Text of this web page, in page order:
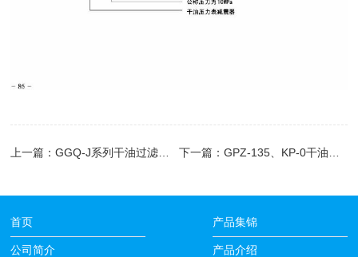
上一篇：GGQ-J系列干油过滤器(10MPa) 下一篇： GPZ-135、KP-0干油喷射阀(10MPa)
首页
公司简介
产品集锦
产品介绍